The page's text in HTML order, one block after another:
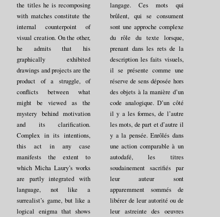
the titles he is recomposing
with matches constitute the
internal counterpoint of
visual creation. On the other,
he admits that his
graphically exhibited
drawings and projects are the
product of a struggle, of
conflicts between what
might be viewed as the
mystery behind motivation
and its clarification.
Complex in its intentions,
this act in any case
manifests the extent to
which Micha Laury’s works
are partly integrated with
language, not like a
surrealist’s game, but like a
logical enigma that shows
langage. Ces mots qui
brûlent, qui se consument
sont une approche complexe
du rôle du texte lorsque,
prenant dans les rets de la
description les faits visuels,
il se présente comme une
réserve de sens déposée hors
des objets à la manière d’un
code analogique. D’un côté
il y a les formes, de l’autre
les mots, de part et d’autre il
y a la pensée. Enrôlés dans
une action comparable à un
autodafé, les titres
soudainement sacrifiés par
leur auteur sont
apparemment sommés de
libérer de leur autorité ou de
leur astreinte des oeuvres